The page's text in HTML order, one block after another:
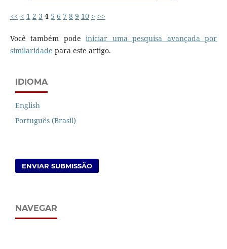
<< < 1 2 3 4 5 6 7 8 9 10 > >>
Você também podeiniciar uma pesquisa avançada por
similaridade para este artigo.
IDIOMA
English
Português (Brasil)
ENVIAR SUBMISSÃO
NAVEGAR